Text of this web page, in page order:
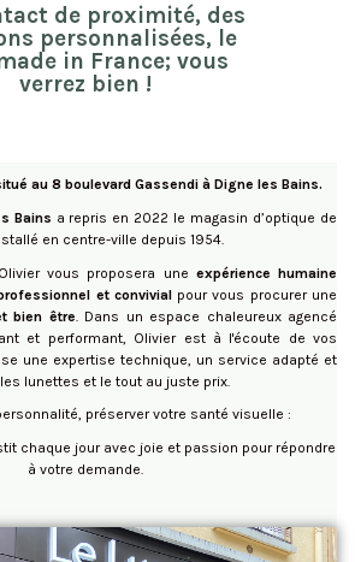
de proximité, des
personnalisées, le
in France; vous
verrez bien !
au 8 boulevard Gassendi à Digne les Bains.
Bains a repris en 2022 le magasin d’optique de
en centre-ville depuis 1954.
vous proposera une expérience humaine
et convivialpour vous procurer une
bien être . Dans un espace chaleureux agencé
et performant, Olivier est à l'écoute de vos
une expertise technique, un service adapté et
lunettes et le tout au juste prix.
préserver votre santé visuelle :
chaque jour avec joie et passion pour répondre
à votre demande.